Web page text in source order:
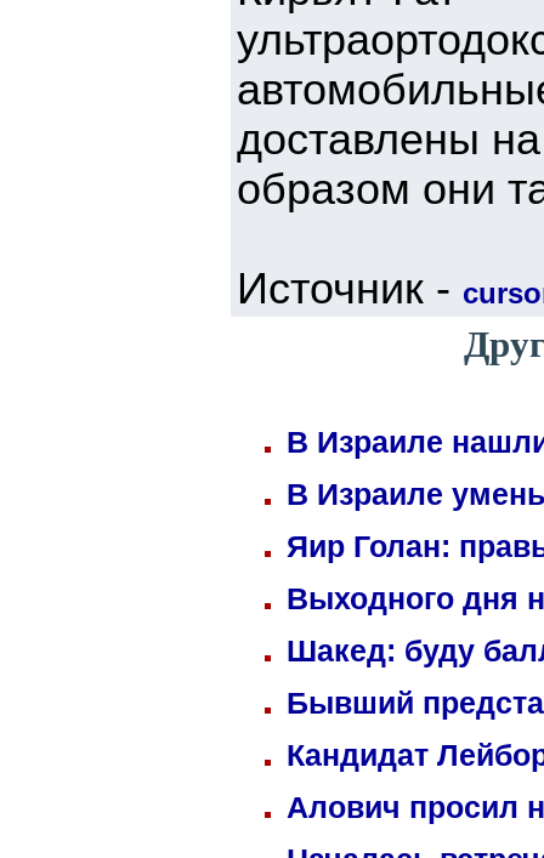
доставлены
образом они
Источник -
В Израиле
В Израиле
Яир Голан:
Выходного дня
Шакед: буду
Бывший
Кандидат
Алович просил